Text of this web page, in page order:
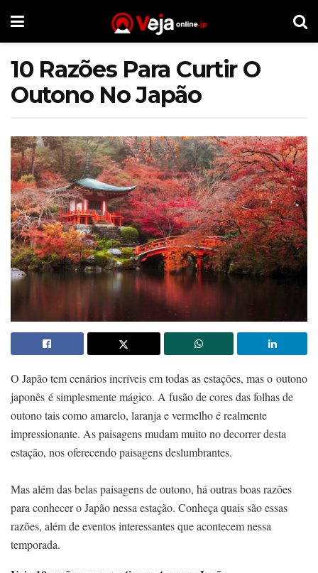
10 Razões Para Curtir O
Outono No Japão
O Japão tem cenários incríveis em todas as estações, mas o outono
japonês é simplesmente mágico. A fusão de cores das folhas de
outono tais como amarelo, laranja e vermelho é realmente
impressionante. As paisagens mudam muito no decorrer desta
estação, nos oferecendo paisagens deslumbrantes.
Mas além das belas paisagens de outono, há outras boas razões
para conhecer o Japão nessa estação. Conheça quais são essas
razões, além de eventos interessantes que acontecem nessa
temporada.